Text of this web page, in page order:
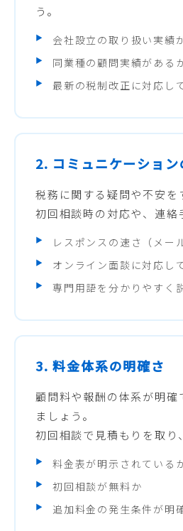
う。
会社設立の取り扱い実績
同業種の顧問実績がある
最新の税制改正に対応し
2. コミュニケーション
税務に関する疑問や不安を
初回相談時の対応や、連絡
レスポンスの速さ（メー
オンライン面談に対応し
専門用語を分かりやすく
3. 料金体系の明確さ
顧問料や報酬の体系が明
ましょう。
初回相談で見積もりを取り
料金表が明示されている
初回相談が無料か
追加料金の発生条件が明